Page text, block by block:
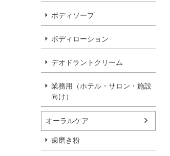
ボディソープ
ボディローション
デオドラントクリーム
業務用（ホテル・サロン・施設
向け）
オーラルケア
歯磨き粉